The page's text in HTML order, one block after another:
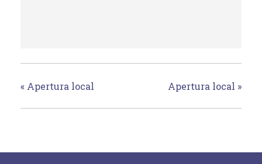
« Apertura local Apertura local »